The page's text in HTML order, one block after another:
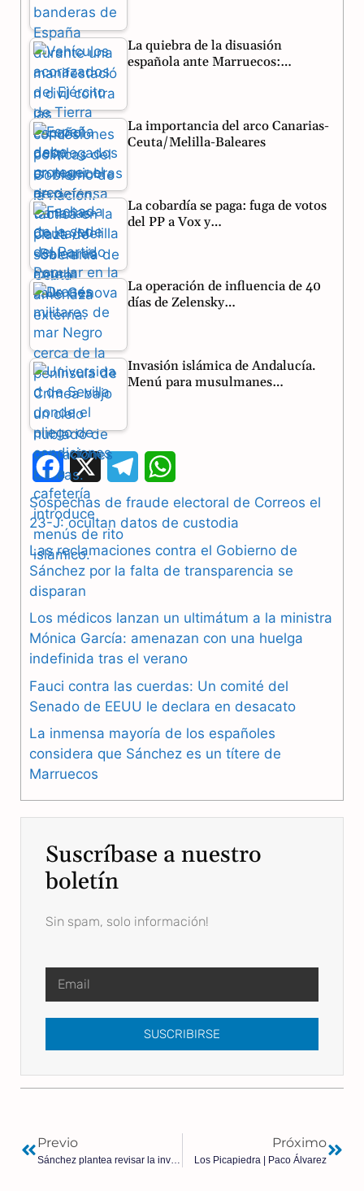
o
o
k
a
p
La quiebra de la disuasión
española ante Marruecos:…
La importancia del arco Canarias-
Ceuta/Melilla-Baleares
La cobardía se paga: fuga de votos
del PP a Vox y…
La operación de influencia de 40
días de Zelensky…
Invasión islámica de Andalucía.
Menú para musulmanes…
F
a
c
e
b
o
o
k
e
l
e
r
a
m
h
a
t
A
p
p
Sospechas de fraude electoral de Correos el
23-J: ocultan datos de custodia
Las reclamaciones contra el Gobierno de
Sánchez por la falta de transparencia se
disparan
Los médicos lanzan un ultimátum a la ministra
Mónica García: amenazan con una huelga
indefinida tras el verano
Fauci contra las cuerdas: Un comité del
Senado de EEUU le declara en desacato
La inmensa mayoría de los españoles
considera que Sánchez es un títere de
Marruecos
Suscríbase a nuestro
boletín
Sin spam, solo información!
SUSCRIBIRSE
Previo Próximo
Los Picapiedra | Paco Álvarez